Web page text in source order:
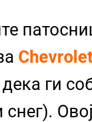
ги